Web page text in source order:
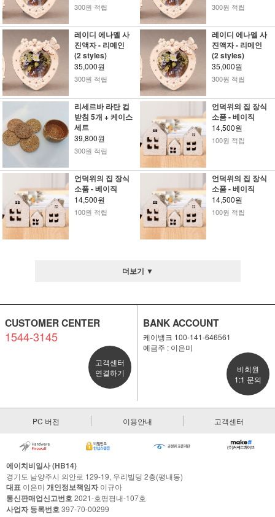
300원 적립 300원 적립
레이디 에나멜 사
진액자 - 리메인
(2 styles)
35,000원
300원 적립
레이디 에나멜 사
진액자 - 리메인
(2 styles)
35,000원
300원 적립
리세르바 라탄 컵
받침 5개 + 케이스
세트
39,800원
300원 적립
언덕위의 집 장식
소품 - 베이직
14,500원
100원 적립
언덕위의 집 장식
소품 - 베이직
14,500원
100원 적립
언덕위의 집 장식
소품 - 베이직
14,500원
100원 적립
더보기 ▼
CUSTOMER CENTER
1544-3145
고객센터
연결하기
BANK ACCOUNT
케이뱅크 100-141-646561
예금주 : 이은미
비회원
1:1 문의
PC 버전 이용안내 고객센터
에이치비일사 (HB14)
경기도 남양주시 의안로 129-19, 우리빌딩 2층(평내동)
대표 이은미 개인정보책임자이규아
통신판매업신고번호2021-호평평내-107호
사업자 등록번호397-70-00299